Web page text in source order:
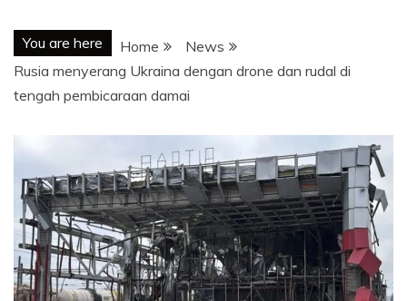
You are here Home
News
Rusia menyerang Ukraina dengan drone dan rudal di
tengah pembicaraan damai